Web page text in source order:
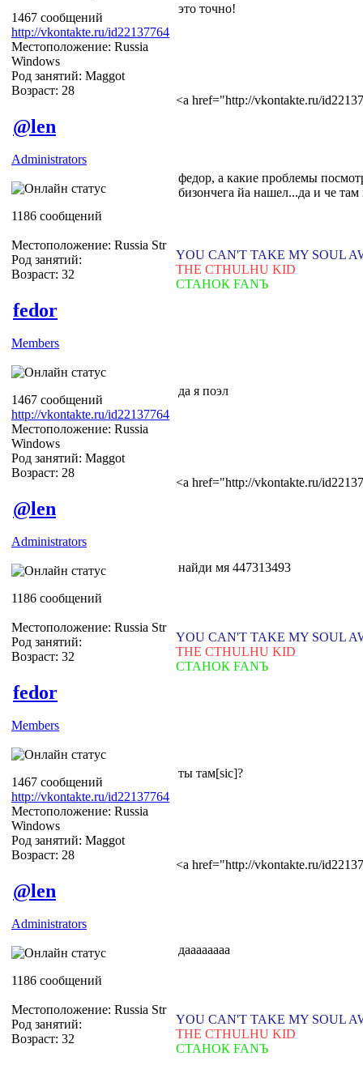
1467 сообщений
http://vkontakte.ru/id22137764
Местоположение: Russia
Windows
Род занятий: Maggot
Возраст: 28
это точно!
<a href="http://vkontakte.ru/
@len
Administrators
1186 сообщений
Местоположение: Russia Str
Род занятий:
Возраст: 32
федор, а какие проблемы
бизончега йа нашел...да и че там
YOU CAN'T TAKE MY SOUL
THE CTHULHU KID
СТАНОК FANЪ
fedor
Members
1467 сообщений
http://vkontakte.ru/id22137764
Местоположение: Russia
Windows
Род занятий: Maggot
Возраст: 28
да я поэл
<a href="http://vkontakte.ru/
@len
Administrators
1186 сообщений
Местоположение: Russia Str
Род занятий:
Возраст: 32
найди мя 447313493
YOU CAN'T TAKE MY SOUL
THE CTHULHU KID
СТАНОК FANЪ
fedor
Members
1467 сообщений
http://vkontakte.ru/id22137764
Местоположение: Russia
Windows
Род занятий: Maggot
Возраст: 28
ты там[sic]?
<a href="http://vkontakte.ru/
@len
Administrators
1186 сообщений
Местоположение: Russia Str
Род занятий:
Возраст: 32
даааааааа
YOU CAN'T TAKE MY SOUL
THE CTHULHU KID
СТАНОК FANЪ